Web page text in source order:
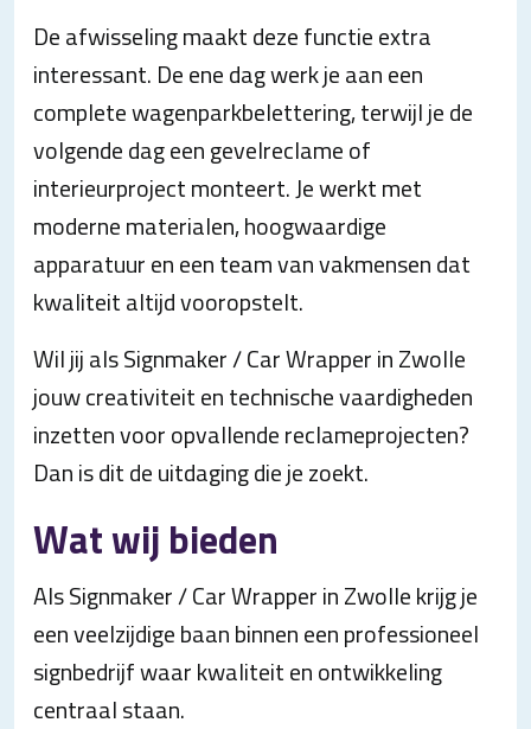
De afwisseling maakt deze functie extra
interessant. De ene dag werk je aan een
complete wagenparkbelettering, terwijl je de
volgende dag een gevelreclame of
interieurproject monteert. Je werkt met
moderne materialen, hoogwaardige
apparatuur en een team van vakmensen dat
kwaliteit altijd vooropstelt.
Wil jij als Signmaker / Car Wrapper in Zwolle
jouw creativiteit en technische vaardigheden
inzetten voor opvallende reclameprojecten?
Dan is dit de uitdaging die je zoekt.
Wat wij bieden
Als Signmaker / Car Wrapper in Zwolle krijg je
een veelzijdige baan binnen een professioneel
signbedrijf waar kwaliteit en ontwikkeling
centraal staan.